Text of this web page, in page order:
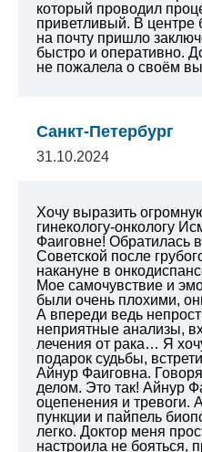
который проводил
приветливый. В центре
на почту пришло
быстро и оперативно.
не пожалела о своём
Санкт-Петербург
31.10.2024
Хочу выразить
гинекологу-онкологу
Фаиговне! Обратилась
Советской после
накануне в
Мое самочувствие и
были очень плохими,
А впереди ведь
неприятные анализы,
лечения от рака… Я
подарок судьбы,
Айнур Фаиговна.
делом. Это так! Айнур
оцепенения и тревоги.
пункции и пайпель
легко. Доктор меня
настроила не бояться,